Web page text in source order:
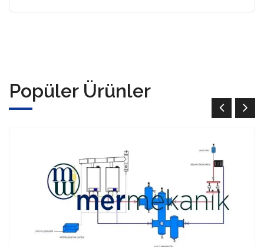
Popüler Ürünler